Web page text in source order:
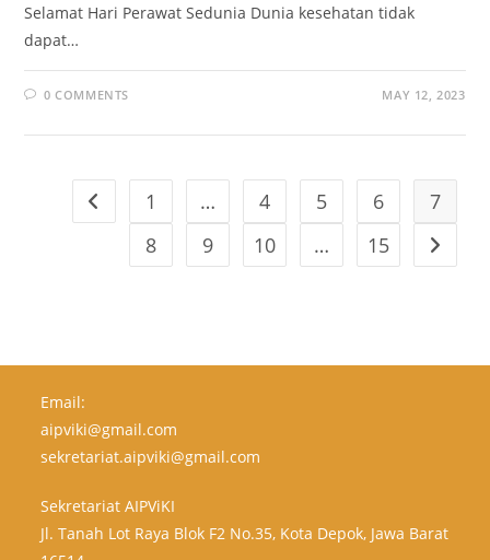
Selamat Hari Perawat Sedunia Dunia kesehatan tidak
dapat…
0 COMMENTS MAY 12, 2023
1 … 4 5 6
7
8
9 10 … 15
Email:
aipviki@gmail.com
sekretariat.aipviki@gmail.com
Sekretariat AIPViKI
Jl. Tanah Lot Raya Blok F2 No.35, Kota Depok, Jawa Barat